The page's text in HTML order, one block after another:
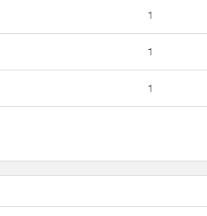
1
1
1